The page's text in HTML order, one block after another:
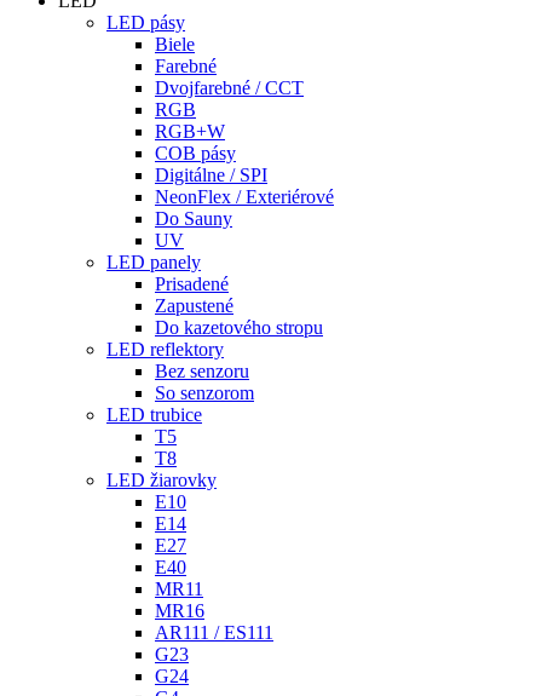
LED pásy
Biele
Farebné
Dvojfarebné / CCT
RGB
RGB+W
COB pásy
Digitálne / SPI
NeonFlex / Exteriérové
Do Sauny
UV
LED panely
Prisadené
Zapustené
Do kazetového stropu
LED reflektory
Bez senzoru
So senzorom
LED trubice
T5
T8
LED žiarovky
E10
E14
E27
E40
MR11
MR16
AR111 / ES111
G23
G24